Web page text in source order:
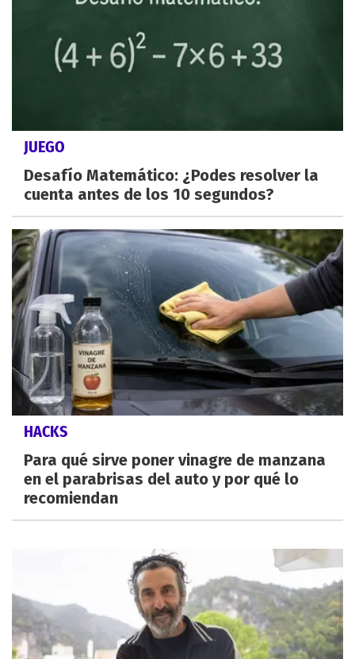
JUEGO
Desafío Matemático: ¿Podes resolver la
cuenta antes de los 10 segundos?
HACKS
Para qué sirve poner vinagre de manzana
en el parabrisas del auto y por qué lo
recomiendan